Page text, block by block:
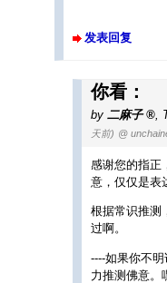
发表回复
你看：
by 二麻子 ,
天前) @
感谢您的指正
意，仅仅是表
根据常识推测
过啊。
----如果你不
力推测佛意。